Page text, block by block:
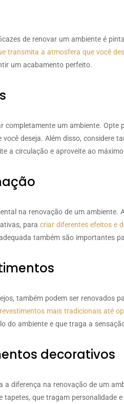
de renovar um ambiente é
transmita a atmosfera que você
um acabamento perfeito.
um ambiente. Opte
você deseja. Além disso, considere
a circulação e aproveite ao
na renovação de um ambiente.
para criar diferentes efeitos e
também são importantes
também podem ser renovados
revestimentos mais tradicionais até
do ambiente e que traga a
decorativos
a diferença na renovação de um
que tragam personalidade